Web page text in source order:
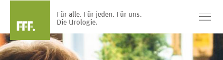
Für alle. Für jeden. Für uns.
Die Urologie.